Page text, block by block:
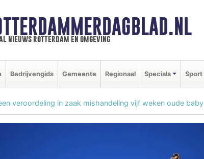
nieuws rotterdam en omgeving
Bedrijvengids Gemeente Regionaal Specials Sport
veroordeling in zaak mishandeling vijf weken oude baby